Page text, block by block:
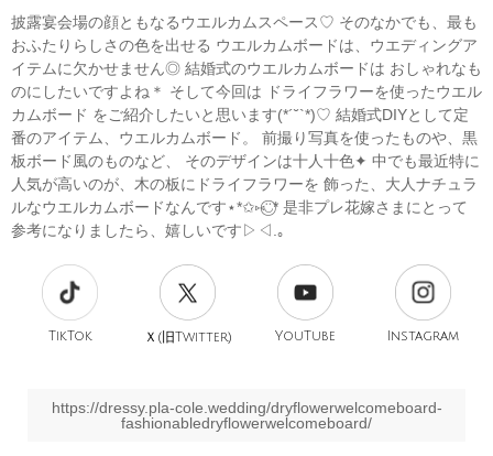
披露宴会場の顔ともなるウエルカムスペース♡ そのなかでも、最も
おふたりらしさの色を出せる ウエルカムボードは、ウエディングア
イテムに欠かせません◎ 結婚式のウエルカムボードは おしゃれなも
のにしたいですよね＊ そして今回は ドライフラワーを使ったウエル
カムボード をご紹介したいと思います(*´˘`*)♡ 結婚式DIYとして定
番のアイテム、ウエルカムボード。 前撮り写真を使ったものや、黒
板ボード風のものなど、 そのデザインは十人十色✦ 中でも最近特に
人気が高いのが、木の板にドライフラワーを 飾った、大人ナチュラ
ルなウエルカムボードなんです⋆*✩⑅◡̈⃝* 是非プレ花嫁さまにとって
参考になりましたら、嬉しいです▷◁.｡
TikTok Ｘ(旧Twitter) YouTube Instagram
https://dressy.pla-cole.wedding/dryflowerwelcomeboard-
fashionabledryflowerwelcomeboard/